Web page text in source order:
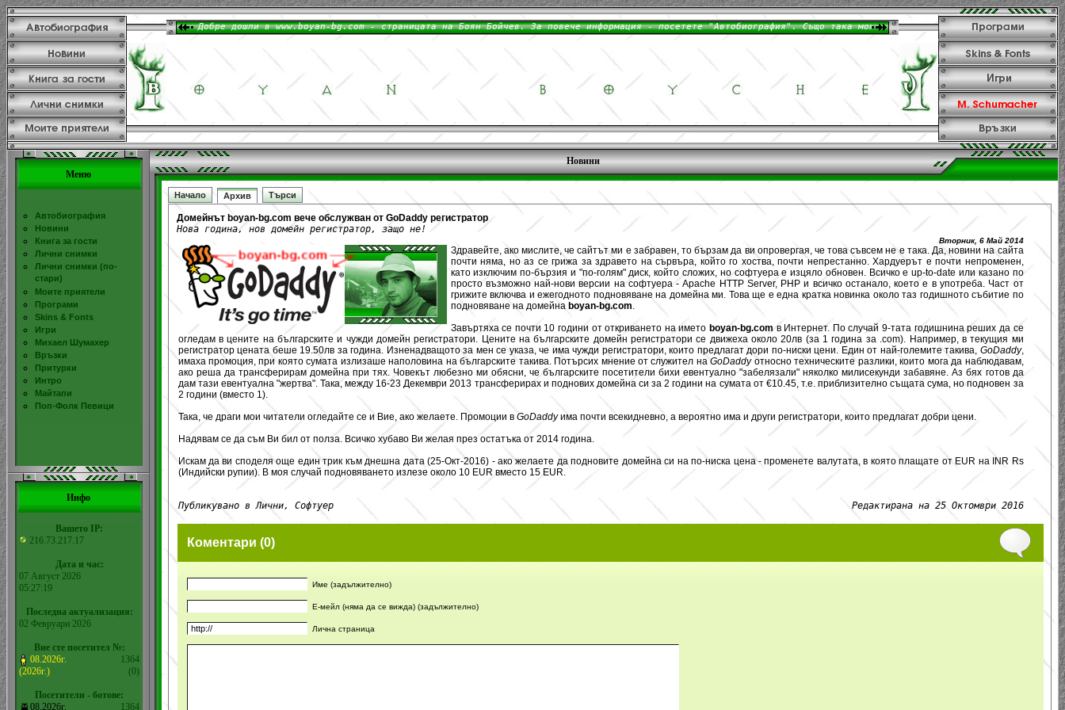
Меню
Автобиография
Новини
Книга за гости
Лични снимки
Лични снимки (по-
стари)
Моите приятели
Програми
Skins & Fonts
Игри
Михаел Шумахер
Връзки
Притурки
Интро
Майтапи
Поп-Фолк Певици
Инфо
Вашето IP:
216.73.217.17
Дата и час:
07 Август 2026
05:27:19
Последна актуализация:
02 Февруари 2026
Вие сте посетител №:
08.2026г.
1364
(2026г.)
(0)
Посетители - ботове:
08.2026г.
1364
Новини
Начало Архив Търси
Домейнът boyan-bg.com вече обслужван от GoDaddy регистратор
Нова година, нов домейн регистратор, защо не!
Вторник, 6 Май 2014
Здравейте, ако мислите, че сайтът ми е забравен, то бързам да ви опровергая, че това съвсем не е така. Да, новини на сайта
почти няма, но аз се грижа за здравето на сървъра, който го хоства, почти непрестанно. Хардуерът е почти непроменен,
като изключим по-бързия и "по-голям" диск, който сложих, но софтуера е изцяло обновен. Всичко е up-to-date или казано по
просто възможно най-нови версии на софтуера - Apache HTTP Server, PHP и всичко останало, което е в употреба. Част от
грижите включва и ежегодното подновяване на домейна ми. Това ще е една кратка новинка около таз годишното събитие по
подновяване на домейна boyan-bg.com
Завъртяха се почти 10 години от откриването на иметоboyan-bg.comв Интернет. По случай 9-тата годишнина реших да се
огледам в цените на българските и чужди домейн регистратори. Цените на българските домейн регистратори се движеха около 20лв (за 1 година за .com). Например, в текущия ми
регистратор цената беше 19.50лв за година. Изненадващото за мен се указа, че има чужди регистратори, които предлагат дори по-ниски цени. Един от най-големите такива, GoDaddy,
имаха промоция, при която сумата излизаше наполовина на българските такива. Потърсих мнение от служител наGoDaddyотносно техническите разлики, които мога да наблюдавам,
ако реша да трансферирам домейна при тях. Човекът любезно ми обясни, че българските посетители бихи евентуално "забелязали" няколко милисекунди забавяне. Аз бях готов да
дам тази евентуална "жертва". Така, между 16-23 Декември 2013 трансферирах и поднових домейна си за 2 години на сумата от €10.45, т.е. приблизително същата сума, но подновен за
2 години (вместо 1).
Така, че драги мои читатели огледайте се и Вие, ако желаете. Промоции в GoDaddyима почти всекидневно, а вероятно има и други регистратори, които предлагат добри цени.
Надявам се да съм Ви бил от полза. Всичко хубаво Ви желая през остатъка от 2014 година.
Искам да ви споделя още един трик към днешна дата (25-Окт-2016) - ако желаете да подновите домейна си на по-ниска цена - променете валутата, в която плащате от EUR на INR Rs
(Индийски рупии). В моя случай подновяването излезе около 10 EUR вместо 15 EUR.
Публикувано в Лични, Софтуер Редактирана на 25 Октомври 2016
Коментари (0)
Име (задължително)
Е-мейл (няма да се вижда) (задължително)
Лична страница